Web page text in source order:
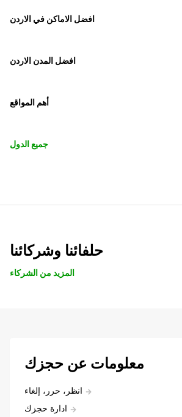
افضل الاماكن في الاردن
افضل المدن الاردن
أهم المواقع
جميع الدول
حلفائنا وشركائنا
المزيد من الشركاء
معلومات عن حجزك
انظر، حرر، إلغاء
ادارة حجزك